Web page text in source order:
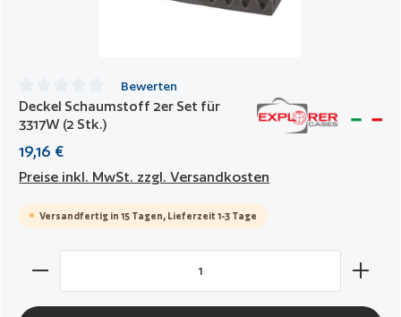
Durchschnittliche Bewertung von 0 von 5 Sternen
Bewerten
Deckel Schaumstoff 2er Set für
3317W (2 Stk.)
19,16 €
Preise inkl. MwSt. zzgl. Versandkosten
Versandfertig in 15 Tagen, Lieferzeit 1-3 Tage
Produkt Anzahl: Gib den gewünschten Wert ein oder